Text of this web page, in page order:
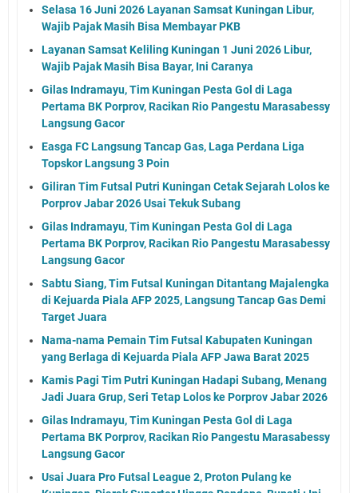
Selasa 16 Juni 2026 Layanan Samsat Kuningan Libur,
Wajib Pajak Masih Bisa Membayar PKB
Layanan Samsat Keliling Kuningan 1 Juni 2026 Libur,
Wajib Pajak Masih Bisa Bayar, Ini Caranya
Gilas Indramayu, Tim Kuningan Pesta Gol di Laga
Pertama BK Porprov, Racikan Rio Pangestu Marasabessy
Langsung Gacor
Easga FC Langsung Tancap Gas, Laga Perdana Liga
Topskor Langsung 3 Poin
Giliran Tim Futsal Putri Kuningan Cetak Sejarah Lolos ke
Porprov Jabar 2026 Usai Tekuk Subang
Gilas Indramayu, Tim Kuningan Pesta Gol di Laga
Pertama BK Porprov, Racikan Rio Pangestu Marasabessy
Langsung Gacor
Sabtu Siang, Tim Futsal Kuningan Ditantang Majalengka
di Kejuarda Piala AFP 2025, Langsung Tancap Gas Demi
Target Juara
Nama-nama Pemain Tim Futsal Kabupaten Kuningan
yang Berlaga di Kejuarda Piala AFP Jawa Barat 2025
Kamis Pagi Tim Putri Kuningan Hadapi Subang, Menang
Jadi Juara Grup, Seri Tetap Lolos ke Porprov Jabar 2026
Gilas Indramayu, Tim Kuningan Pesta Gol di Laga
Pertama BK Porprov, Racikan Rio Pangestu Marasabessy
Langsung Gacor
Usai Juara Pro Futsal League 2, Proton Pulang ke